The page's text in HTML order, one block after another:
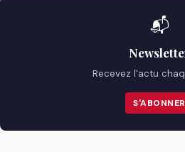
📬
Recevez l'actu
S'ABONNER